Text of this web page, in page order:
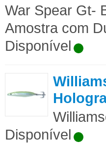
War Spear Gt-
Amostra com
Disponível
Disponível